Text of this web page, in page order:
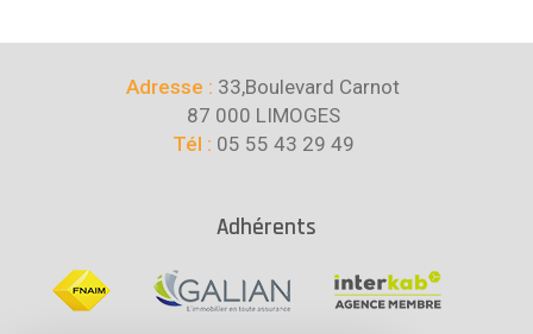
Adresse : 33,Boulevard Carnot
87 000 LIMOGES
Tél : 05 55 43 29 49
Adhérents